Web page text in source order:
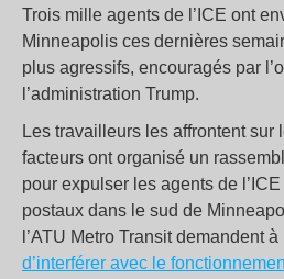
Trois mille agents de l’ICE ont
Minneapolis ces dernières
plus agressifs, encouragés par
l’administration Trump.
Les travailleurs les affrontent sur
facteurs ont organisé un
pour expulser les agents de
postaux dans le sud de
l’ATU Metro Transit demandent à
d’interférer avec le